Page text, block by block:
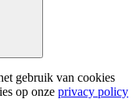
gebruik van cookies
op onze privacy policy